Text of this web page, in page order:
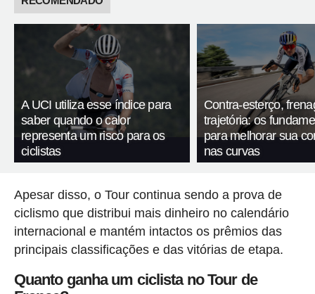
A UCI utiliza esse índice para
saber quando o calor
representa um risco para os
ciclistas
Contra-esterço,
trajetória: os
para melhorar sua
nas curvas
Apesar disso, o Tour continua sendo a prova de
ciclismo que distribui mais dinheiro no calendário
internacional e mantém intactos os prêmios das
principais classificações e das vitórias de etapa.
Quanto ganha um ciclista no Tour de